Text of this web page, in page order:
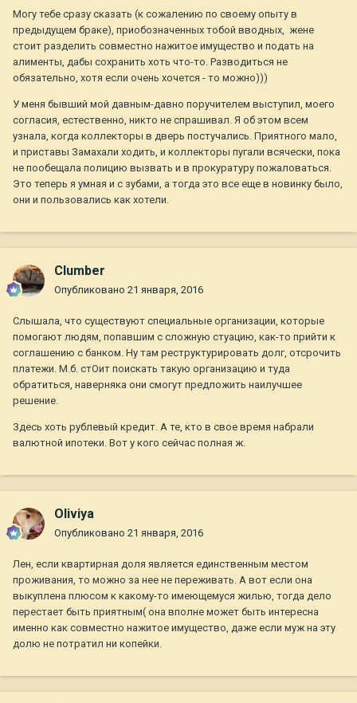
Могу тебе сразу сказать (к сожалению по своему опыту в
предыдущем браке), приобозначенных тобой вводных, жене
стоит разделить совместно нажитое имущество и подать на
алименты, дабы сохранить хоть что-то. Разводиться не
обязательно, хотя если очень хочется - то можно)))
У меня бывший мой давным-давно поручителем выступил, моего
согласия, естественно, никто не спрашивал. Я об этом всем
узнала, когда коллекторы в дверь постучались. Приятного мало,
и приставы Замахали ходить, и коллекторы пугали всячески, пока
не пообещала полицию вызвать и в прокуратуру пожаловаться.
Это теперь я умная и с зубами, а тогда это все еще в новинку было,
они и пользовались как хотели.
Clumber
Опубликовано 21 января, 2016
Слышала, что существуют специальные организации, которые
помогают людям, попавшим с сложную стуацию, как-то прийти к
соглашению с банком. Ну там реструктурировать долг, отсрочить
платежи. М.б. стОит поискать такую организацию и туда
обратиться, наверняка они смогут предложить наилучшее
решение.
Здесь хоть рублевый кредит. А те, кто в свое время набрали
валютной ипотеки. Вот у кого сейчас полная ж.
Oliviya
Опубликовано 21 января, 2016
Лен, если квартирная доля является единственным местом
проживания, то можно за нее не переживать. А вот если она
выкуплена плюсом к какому-то имеющемуся жилью, тогда дело
перестает быть приятным( она вполне может быть интересна
именно как совместно нажитое имущество, даже если муж на эту
долю не потратил ни копейки.